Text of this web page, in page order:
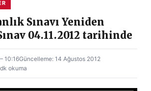
Sınavı Yeniden
04.11.2012 tarihinde
10:16Güncelleme: 14 Ağustos 2012
okuma